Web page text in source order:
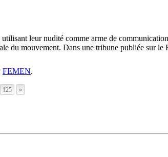
leur nudité comme arme de
du mouvement. Dans une tribune publiée sur
FEMEN.
125 »